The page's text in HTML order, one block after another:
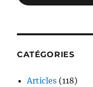
CATÉGORIES
Articles (118)